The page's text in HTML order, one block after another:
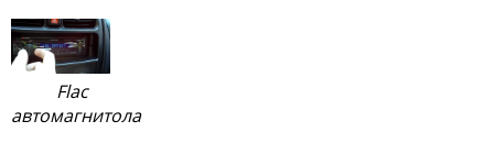
Flac
автомагнитола